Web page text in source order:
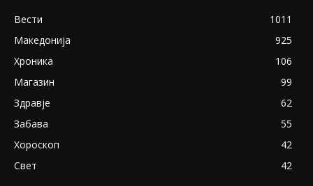
Вести
1011
Македонија
925
Хроника
106
Магазин
99
Здравје
62
Забава
55
Хороскоп
42
Свет
42